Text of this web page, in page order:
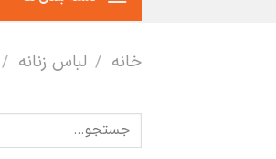
خانه / لباس زنانه /
جستجو
برای: